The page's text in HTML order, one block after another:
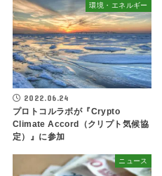
環境・エネルギー
2022.06.24
プロトコルラボが『Crypto
Climate Accord（クリプト気候協
定）』に参加
ニュース